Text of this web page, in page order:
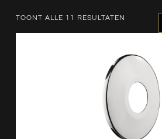
Nieuw - Wordt Niet
Waterontharder
TOONT ALLE 11 RESULTATEN